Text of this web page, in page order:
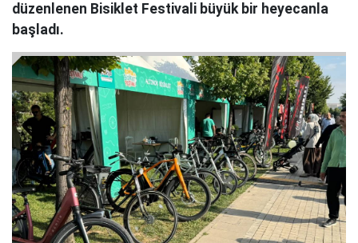
düzenlenen Bisiklet Festivali büyük bir heyecanla
başladı.